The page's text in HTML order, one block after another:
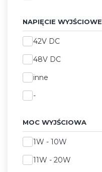
NAPIĘCIE WYJŚCIOWE
Napięcie wyjściowe
42V DC
48V DC
inne
-
MOC WYJŚCIOWA
Moc wyjściowa
1W - 10W
11W - 20W